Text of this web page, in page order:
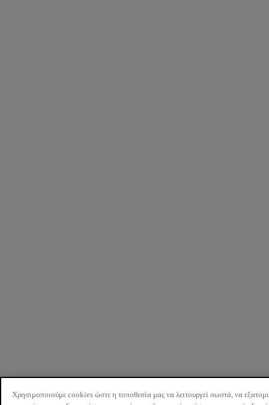
Χρησιμοποιούμε cookies ώστε η τοποθεσία μας να λειτουργεί σωστά, να